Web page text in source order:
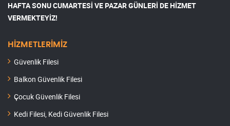
HAFTA SONU CUMARTESİ VE PAZAR GÜNLERİ DE HİZMET
VERMEKTEYİZ!
HİZMETLERİMİZ
Güvenlik Filesi
Balkon Güvenlik Filesi
Çocuk Güvenlik Filesi
Kedi Filesi, Kedi Güvenlik Filesi